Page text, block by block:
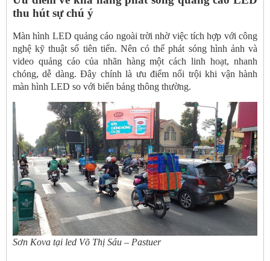
thu hút sự chú ý
Màn hình LED quảng cáo ngoài trời nhờ việc tích hợp với công
nghệ kỹ thuật số tiên tiến. Nên có thể phát sóng hình ảnh và
video quảng cáo của nhãn hàng một cách linh hoạt, nhanh
chóng, dễ dàng. Đây chính là ưu điểm nổi trội khi vận hành
màn hình LED so với biển bảng thông thường.
Sơn Kova tại led Võ Thị Sáu – Pastuer